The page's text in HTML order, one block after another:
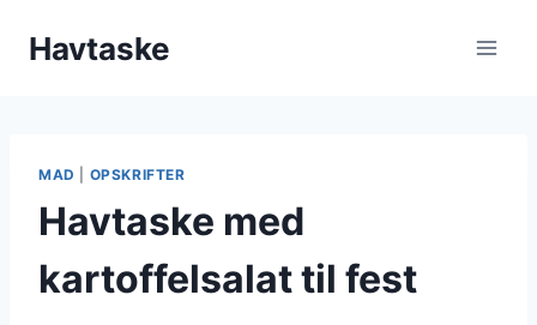
Havtaske
MAD OPSKRIFTER
Havtaske med
kartoffelsalat til fest